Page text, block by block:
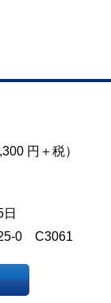
円＋税）
日
0 C3061